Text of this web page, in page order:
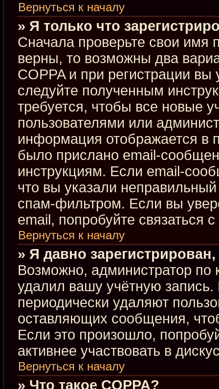
Вернуться к началу
» Я только что
Сначала проверьте свои имя
верны, то возможны два
COPPA и при регистрации
следуйте полученным
требуется, чтобы все новые
пользователями или
информация отображается в
было прислано email-
инструкциям. Если email-
что вы указали
спам-фильтром. Если вы
email, попробуйте связаться
Вернуться к началу
» Я давно
Возможно, администратор по
удалил вашу учётную
периодически удаляют
оставляющих сообщения,
Если это произошло,
активнее участвовать в
Вернуться к началу
» Что такое COPPA?